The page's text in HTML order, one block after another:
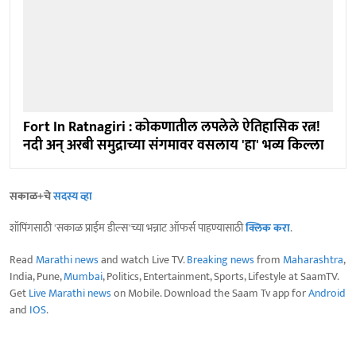
Fort In Ratnagiri : कोकणातील लपलेले ऐतिहासिक रत्न!
नदी अन् अरबी समुद्राच्या संगमावर वसलाय 'हा' भव्य किल्ला
सकाळ+चेसदस्य व्हा
शॉपिंगसाठी 'सकाळ प्राईम डील्स'च्या भन्नाट ऑफर्स पाहण्यासाठीक्लिक करा.
Read Marathi newsand watch Live TV.Breaking newsfrom Maharashtra,
India, Pune,Mumbai, Politics, Entertainment, Sports, Lifestyle at SaamTV.
GetLive Marathi newson Mobile. Download the Saam Tv app forAndroid
and IOS.